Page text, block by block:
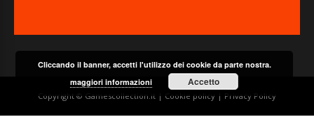
Copyright © Gamescollection.it | Cookie policy | Privacy Policy
Cliccando il banner, accetti l'utilizzo dei cookie da parte nostra.
maggiori informazioni
Accetto